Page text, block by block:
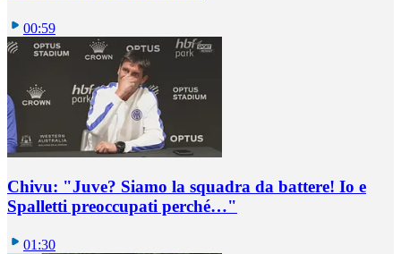
00:59
Chivu: "Juve? Siamo la squadra da battere! Io e
Spalletti preoccupati perché…"
01:30